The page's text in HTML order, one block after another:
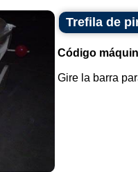
Trefila de
Código
Gire la barra